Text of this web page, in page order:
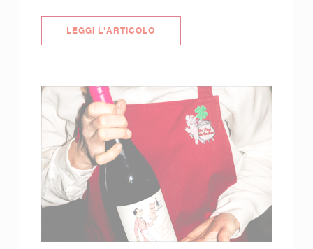
LEGGI L'ARTICOLO